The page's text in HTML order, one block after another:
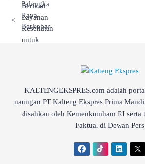
<
KALTENGEKSPRES.com adalah
naungan PT Kalteng Ekspres Prima
disahkan oleh Kemenkumham RI serta
Faktual di Dewan Pers